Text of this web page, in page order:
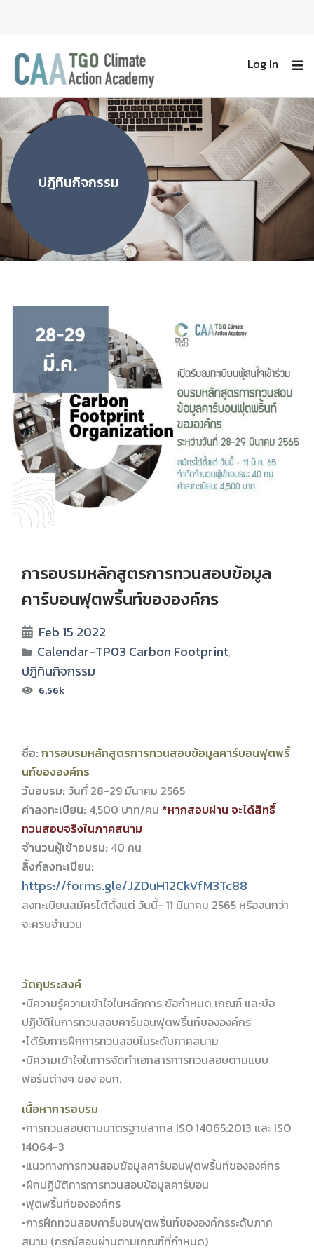
Log In
ปฎิทินกิจกรรม
การอบรมหลักสูตรการทวนสอบข้อมูล
คาร์บอนฟุตพริ้นท์ขององค์กร
Feb 15 2022
Calendar-TP03 Carbon Footprint,
ปฎิทินกิจกรรม
6.56k
ชื่อ: การอบรมหลักสูตรการทวนสอบข้อมูลคาร์บอนฟุตพริ้
นท์ขององค์กร
วันอบรม: วันที่ 28-29 มีนาคม 2565
ค่าลงทะเบียน: 4,500 บาท/คน *หากสอบผ่าน จะได้สิทธิ์
ทวนสอบจริงในภาคสนาม
จำนวนผู้เข้าอบรม: 40 คน
ลิ้งก์ลงทะเบียน:
https://forms.gle/JZDuH12CkVfM3Tc88
ลงทะเบียนสมัครได้ตั้งแต่ วันนี้- 11 มีนาคม 2565 หรือจนกว่า
จะครบจำนวน
วัตถุประสงค์
•มีความรู้ความเข้าใจในหลักการ ข้อกำหนด เกณฑ์ และข้อ
ปฏิบัติในการทวนสอบคาร์บอนฟุตพริ้นท์ขององค์กร
•ได้รับการฝึกการทวนสอบในระดับภาคสนาม
•มีความเข้าใจในการจัดทำเอกสารการทวนสอบตามแบบ
ฟอร์มต่างๆ ของ อบก.
เนื้อหาการอบรม
•การทวนสอบตามมาตรฐานสากล ISO 14065:2013 และ ISO
14064-3
•แนวทางการทวนสอบข้อมูลคาร์บอนฟุตพริ้นท์ขององค์กร
•ฝึกปฏิบัติการการทวนสอบข้อมูลคาร์บอน
•ฟุตพริ้นท์ขององค์กร
•การฝึกทวนสอบคาร์บอนฟุตพริ้นท์ขององค์กรระดับภาค
สนาม (กรณีสอบผ่านตามเกณฑ์ที่กำหนด)